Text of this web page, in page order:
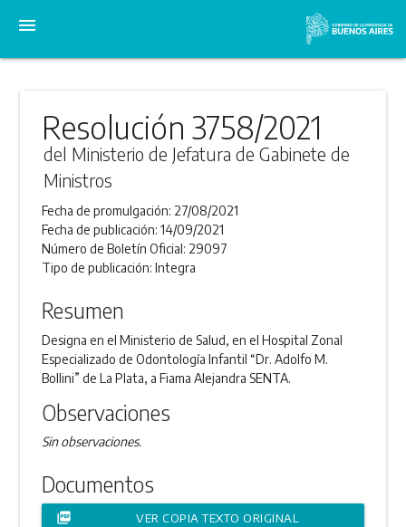
menu
Resolución 3758/2021
del Ministerio de Jefatura de Gabinete de
Ministros
Fecha de promulgación: 27/08/2021
Fecha de publicación:14/09/2021
Número de Boletín Oficial: 29097
Tipo de publicación:Integra
Resumen
Designa en el Ministerio de Salud, en el Hospital Zonal
Especializado de Odontología Infantil “Dr. Adolfo M.
Bollini” de La Plata, a Fiama Alejandra SENTA.
Observaciones
Sin observaciones.
Documentos
picture_as_pdf VER COPIA TEXTO ORIGINAL